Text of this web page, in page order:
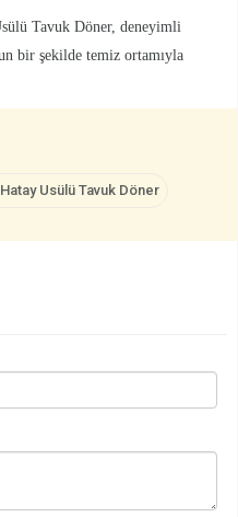
Tavuk Döner, deneyimli
bir şekilde temiz ortamıyla
Usülü Tavuk Döner